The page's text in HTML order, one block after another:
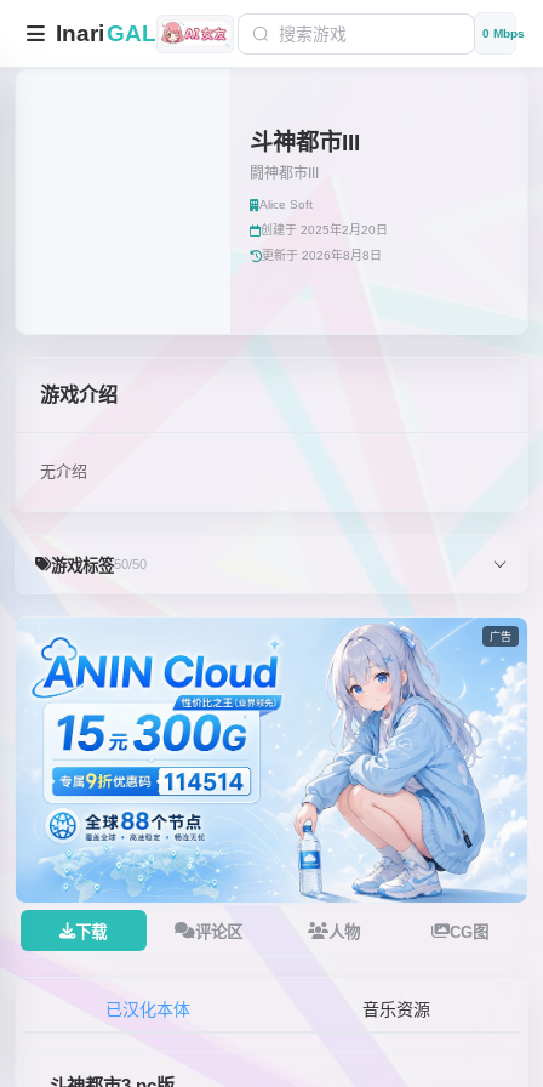
InariGAL 0 Mbps
斗神都市III
闘神都市III
Alice Soft
创建于 2025年2月20日
更新于 2026年8月8日
游戏介绍
无介绍
游戏标签50/50
广告
下载 评论区 人物 CG图
已汉化本体 音乐资源